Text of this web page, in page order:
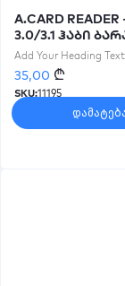
A.CARD READER
3.0/3.1 ჰაბი
წამკითხველი
Add Your Heading
35,00 ₾
SKU:11195